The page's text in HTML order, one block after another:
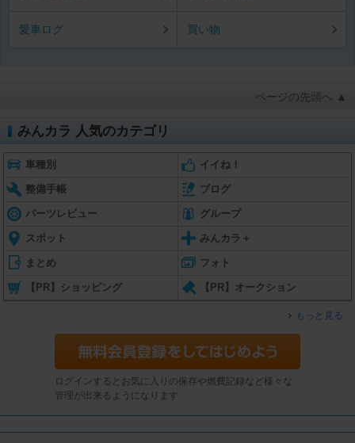
愛車ログ 買い物
ページの先頭へ ▲
みんカラ 人気のカテゴリ
車種別 イイね！
整備手帳 ブログ
パーツレビュー グループ
スポット みんカラ＋
まとめ フォト
【PR】ショッピング 【PR】オークション
もっと見る
ログインするとお気に入りの保存や燃費記録など様々な
管理が出来るようになります